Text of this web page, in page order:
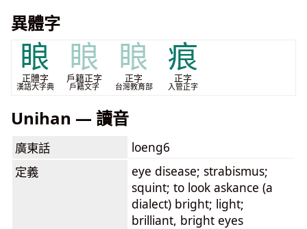
異體字
䀶
正體字
漢語大字典
䀶
戶籍正字
戶籍文字
䀶
正字
台灣教育部
痕
正字
入管正字
Unihan — 讀音
廣東話
loeng6
定義
eye disease; strabismus;
squint; to look askance (a
dialect) bright; light;
brilliant, bright eyes